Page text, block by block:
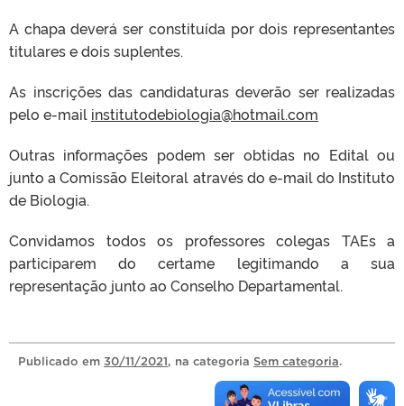
A chapa deverá ser constituída por dois representantes
titulares e dois suplentes.
As inscrições das candidaturas deverão ser realizadas
pelo e-mail institutodebiologia@hotmail.com
Outras informações podem ser obtidas no Edital ou
junto a Comissão Eleitoral através do e-mail do Instituto
de Biologia.
Convidamos todos os professores colegas TAEs a
participarem do certame legitimando a sua
representação junto ao Conselho Departamental.
Publicado em 30/11/2021, na categoria Sem categoria.